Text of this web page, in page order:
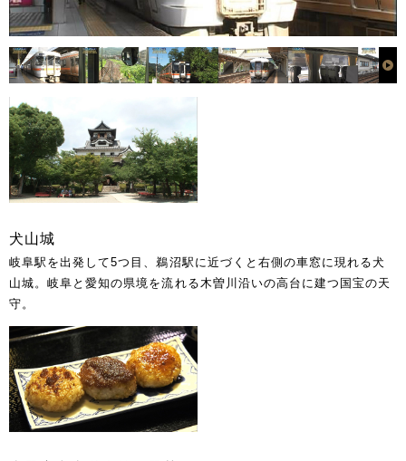
犬山城
岐阜駅を出発して5つ目、鵜沼駅に近づくと右側の車窓に現れる犬
山城。岐阜と愛知の県境を流れる木曽川沿いの高台に建つ国宝の天
守。